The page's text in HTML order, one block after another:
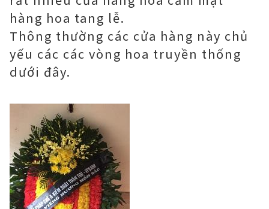
hàng hoa tang lễ.
Thông thường các cửa hàng này chủ
yếu các các vòng hoa truyền thống
dưới đây.